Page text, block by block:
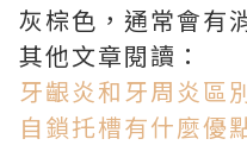
灰棕色，通常會有
其他文章閱讀：
牙齦炎和牙周炎區
自鎖托槽有什麼優